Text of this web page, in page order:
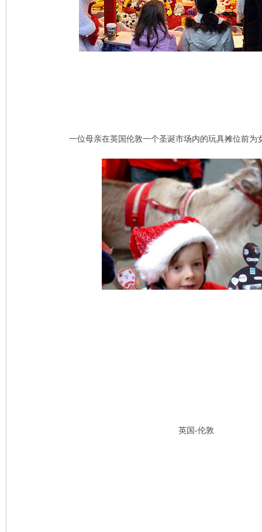
一位母亲在英国伦敦一个圣诞市场内的玩具摊位前为
英国-伦敦